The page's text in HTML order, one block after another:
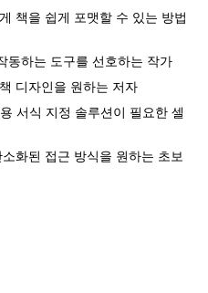
책을 쉽게 포맷할 수 있는 방법
동하는 도구를 선호하는 작가
디자인을 원하는 저자
서식 지정 솔루션이 필요한 셀
화된 접근 방식을 원하는 초보